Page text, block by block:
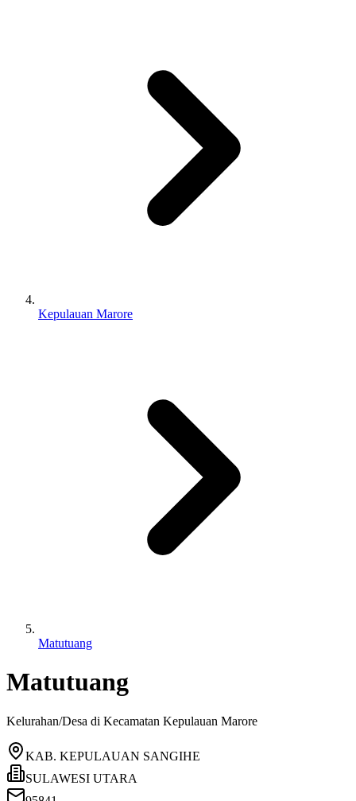
Kepulauan Marore
Matutuang
Matutuang
Kelurahan/Desa di Kecamatan Kepulauan Marore
KAB. KEPULAUAN SANGIHE
SULAWESI UTARA